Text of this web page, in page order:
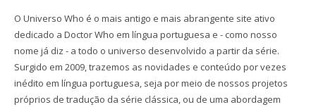
O Universo Who é o mais antigo e mais abrangente site ativo
dedicado a Doctor Who em língua portuguesa e - como nosso
nome já diz - a todo o universo desenvolvido a partir da série.
Surgido em 2009, trazemos as novidades e conteúdo por vezes
inédito em língua portuguesa, seja por meio de nossos projetos
próprios de tradução da série clássica, ou de uma abordagem